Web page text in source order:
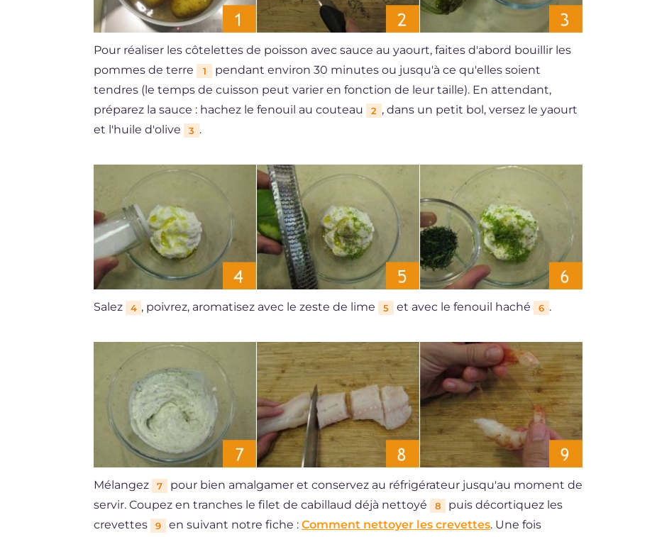
Pour réaliser les côtelettes de poisson avec sauce au yaourt, faites d'abord bouillir les
pommes de terre
1
pendant environ 30 minutes ou jusqu'à ce qu'elles soient
tendres (le temps de cuisson peut varier en fonction de leur taille). En attendant,
préparez la sauce : hachez le fenouil au couteau
2 , dans un petit bol, versez le yaourt
et l'huile d'olive
3 .
Salez 4 , poivrez, aromatisez avec le zeste de lime 5 et avec le fenouil haché 6 .
Mélangez 7
pour bien amalgamer et conservez au réfrigérateur jusqu'au moment de
servir. Coupez en tranches le filet de cabillaud déjà nettoyé
8
puis décortiquez les
crevettes
9 en suivant notre fiche : Comment nettoyer les crevettes. Une fois